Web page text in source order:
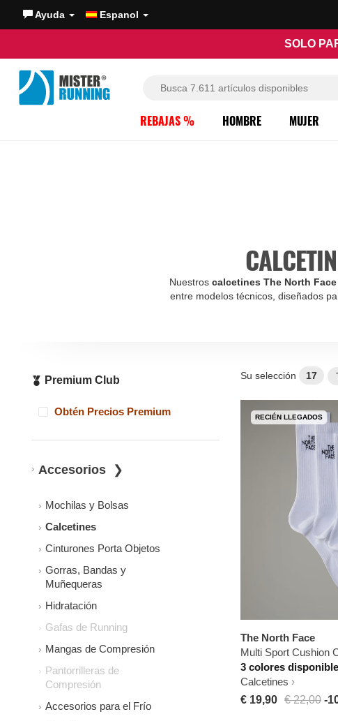
Ayuda Espanol
SOLO
REBAJAS % HOMBRE MUJER
Nuestros calcetines The North Face
entre modelos técnicos, diseñados
Premium Club
Obtén Precios Premium
Accesorios
Mochilas y Bolsas
Calcetines
Cinturones Porta Objetos
Gorras, Bandas y
Muñequeras
Hidratación
Gafas de Running
Mangas de Compresión
Pantorrilleras de
Compresión
Accesorios para el Frío
Su selección 17
RECIÉN LLEGADOS
The North Face
Multi Sport Cushion
3 colores
Calcetines
€ 19,90 € 22,00 -